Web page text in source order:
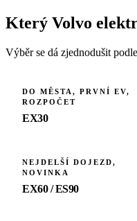
Který Volvo
Výběr se dá zjednodušit
DO MĚSTA, PRVNÍ EV,
ROZPOČET
EX30
NEJDELŠÍ DOJEZD,
NOVINKA
EX60 / ES90